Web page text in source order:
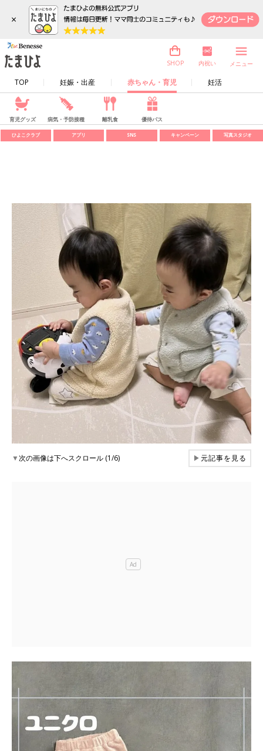
×
TOP 妊娠・出産 赤ちゃん・育児 妊活
SHOP 内祝い メニュー
育児グッズ 病気・予防接種 離乳食 優待パス
ひよこクラブ アプリ SNS キャンペーン 写真スタジオ
▼次の画像は下へスクロール (1/6) ▶元記事を見る